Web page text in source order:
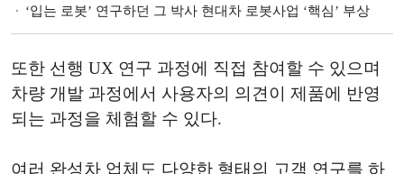
‘입는 로봇ʼ 연구하던 그 박사 현대차 로봇사업 ‘핵심ʼ 부상
또한 선행 UX 연구 과정에 직접 참여할 수 있으며
차량 개발 과정에서 사용자의 의견이 제품에 반영
되는 과정을 체험할 수 있다.
여러 완성차 업체도 다양한 형태의 고객 연구를 하